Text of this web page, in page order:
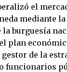
el
mediante la
burguesía
plan
gestor de la
funcionarios